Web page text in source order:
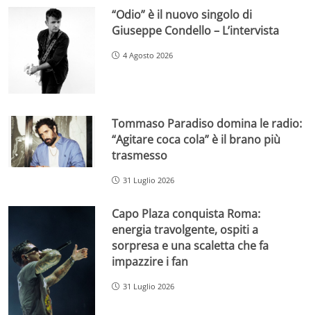
“Odio” è il nuovo singolo di
Giuseppe Condello – L’intervista
4 Agosto 2026
Tommaso Paradiso domina le radio:
“Agitare coca cola” è il brano più
trasmesso
31 Luglio 2026
Capo Plaza conquista Roma:
energia travolgente, ospiti a
sorpresa e una scaletta che fa
impazzire i fan
31 Luglio 2026